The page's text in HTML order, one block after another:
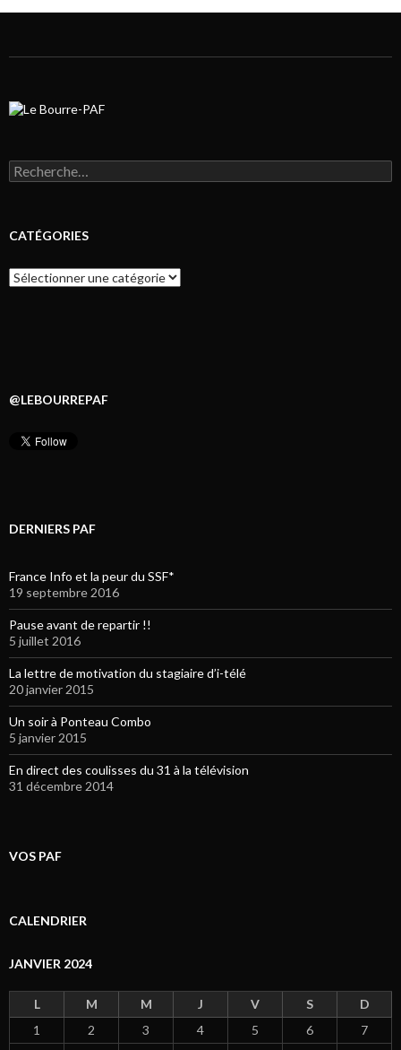
Rechercher :
CATÉGORIES
Catégories
@LEBOURREPAF
DERNIERS PAF
France Info et la peur du SSF*
19 septembre 2016
Pause avant de repartir !!
5 juillet 2016
La lettre de motivation du stagiaire d’i-télé
20 janvier 2015
Un soir à Ponteau Combo
5 janvier 2015
En direct des coulisses du 31 à la télévision
31 décembre 2014
VOS PAF
CALENDRIER
JANVIER 2024
L M M J V S
D
1
2 3 4 5 6
7